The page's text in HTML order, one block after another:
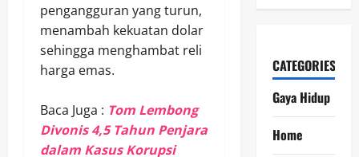
pengangguran yang turun,
menambah kekuatan dolar
sehingga menghambat reli
harga emas.
Baca Juga : Tom Lembong
Divonis 4,5 Tahun Penjara
dalam Kasus Korupsi
CATEGORIES
Gaya Hidup
Home